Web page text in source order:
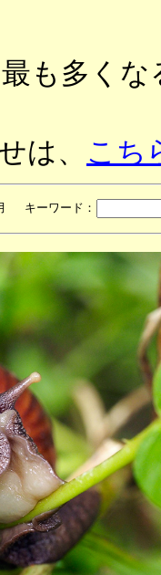
も多く
は、 こち
キーワード：